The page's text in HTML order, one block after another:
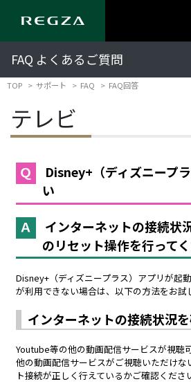
FAQ よくあるご質問
TOP サポート FAQ FAQ回答
テレビ